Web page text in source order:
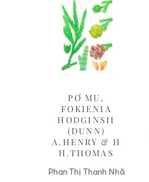
Liên hệ
PƠ MU,
FOKIENIA
HODGINSII
(DUNN)
A.HENRY & H
H.THOMAS
Phan Thị Thanh Nhã